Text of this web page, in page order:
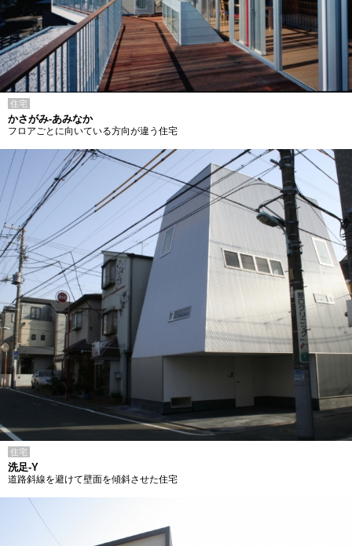
住宅
かさがみ-あみなか
フロアごとに向いている方向が違う住宅
住宅
洗足-Y
道路斜線を避けて壁面を傾斜させた住宅